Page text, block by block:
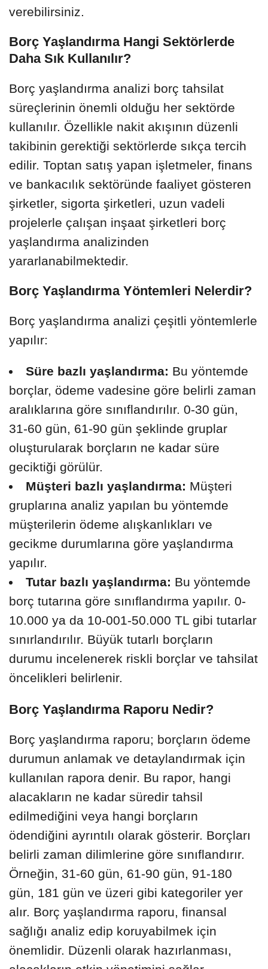
verebilirsiniz.
Borç Yaşlandırma Hangi Sektörlerde
Daha Sık Kullanılır?
Borç yaşlandırma analizi borç tahsilat
süreçlerinin önemli olduğu her sektörde
kullanılır. Özellikle nakit akışının düzenli
takibinin gerektiği sektörlerde sıkça tercih
edilir. Toptan satış yapan işletmeler, finans
ve bankacılık sektöründe faaliyet gösteren
şirketler, sigorta şirketleri, uzun vadeli
projelerle çalışan inşaat şirketleri borç
yaşlandırma analizinden
yararlanabilmektedir.
Borç Yaşlandırma Yöntemleri Nelerdir?
Borç yaşlandırma analizi çeşitli yöntemlerle
yapılır:
Süre bazlı yaşlandırma: Bu yöntemde
borçlar, ödeme vadesine göre belirli zaman
aralıklarına göre sınıflandırılır. 0-30 gün,
31-60 gün, 61-90 gün şeklinde gruplar
oluşturularak borçların ne kadar süre
geciktiği görülür.
Müşteri bazlı yaşlandırma: Müşteri
gruplarına analiz yapılan bu yöntemde
müşterilerin ödeme alışkanlıkları ve
gecikme durumlarına göre yaşlandırma
yapılır.
Tutar bazlı yaşlandırma: Bu yöntemde
borç tutarına göre sınıflandırma yapılır. 0-
10.000 ya da 10-001-50.000 TL gibi tutarlar
sınırlandırılır. Büyük tutarlı borçların
durumu incelenerek riskli borçlar ve tahsilat
öncelikleri belirlenir.
Borç Yaşlandırma Raporu Nedir?
Borç yaşlandırma raporu; borçların ödeme
durumun anlamak ve detaylandırmak için
kullanılan rapora denir. Bu rapor, hangi
alacakların ne kadar süredir tahsil
edilmediğini veya hangi borçların
ödendiğini ayrıntılı olarak gösterir. Borçları
belirli zaman dilimlerine göre sınıflandırır.
Örneğin, 31-60 gün, 61-90 gün, 91-180
gün, 181 gün ve üzeri gibi kategoriler yer
alır. Borç yaşlandırma raporu, finansal
sağlığı analiz edip koruyabilmek için
önemlidir. Düzenli olarak hazırlanması,